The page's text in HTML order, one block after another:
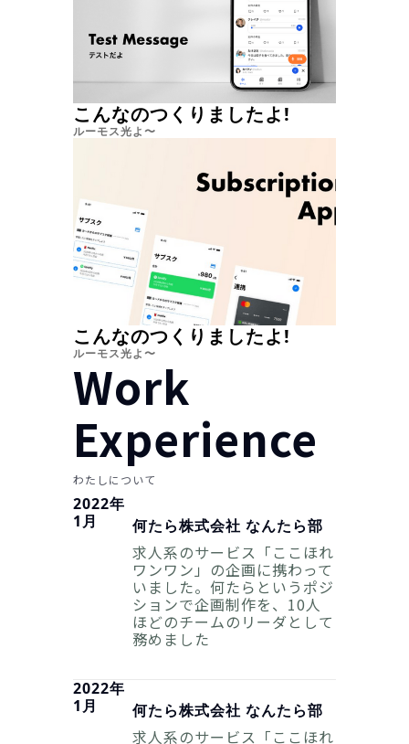
こんなのつくりましたよ!
ルーモス光よ〜
こんなのつくりましたよ!
ルーモス光よ〜
Work
Experience
わたしについて
2022年
1月
何たら株式会社 なんたら部
求人系のサービス「ここほれ
ワンワン」の企画に携わって
いました。何たらというポジ
ションで企画制作を、10人
ほどのチームのリーダとして
務めました
2022年
1月
何たら株式会社 なんたら部
求人系のサービス「ここほれ